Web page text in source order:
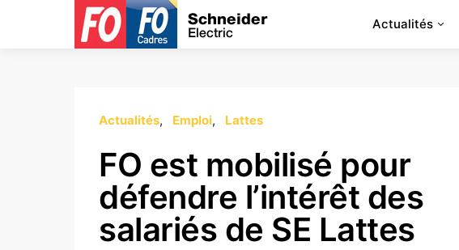
Actualités
Actualités Emploi Lattes
FO est mobilisé pour
défendre l’intérêt des
salariés de SE Lattes